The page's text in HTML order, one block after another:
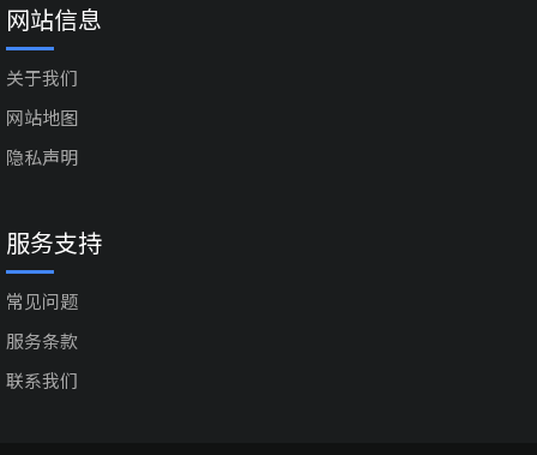
网站信息
关于我们
网站地图
隐私声明
服务支持
常见问题
服务条款
联系我们